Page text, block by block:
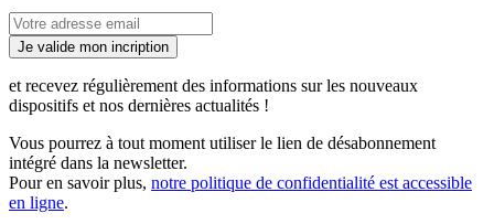
Je valide mon incription
et recevez régulièrement des informations sur les nouveaux
dispositifs et nos dernières actualités !
Vous pourrez à tout moment utiliser le lien de désabonnement
intégré dans la newsletter.
Pour en savoir plus, notre politique de confidentialité est accessible
en ligne.